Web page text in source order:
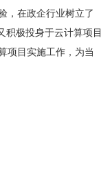
，在政企行业树立了
积极投身于云计算项目
项目实施工作，为当